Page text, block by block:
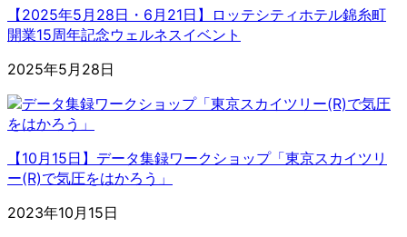
【2025年5月28日・6月21日】ロッテシティホテル錦糸町
開業15周年記念ウェルネスイベント
2025年5月28日
【10月15日】データ集録ワークショップ「東京スカイツリ
ー(R)で気圧をはかろう」
2023年10月15日